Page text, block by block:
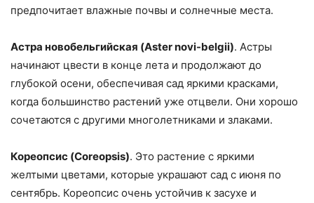
предпочитает влажные почвы и солнечные места.
Астра новобельгийская (Aster novi-belgii). Астры
начинают цвести в конце лета и продолжают до
глубокой осени, обеспечивая сад яркими красками,
когда большинство растений уже отцвели. Они хорошо
сочетаются с другими многолетниками и злаками.
Кореопсис (Coreopsis). Это растение с яркими
желтыми цветами, которые украшают сад с июня по
сентябрь. Кореопсис очень устойчив к засухе и